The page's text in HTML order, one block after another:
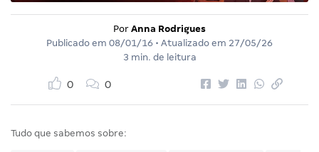
Por Anna Rodrigues
Publicado em 08/01/16 • Atualizado em 27/05/26
3 min. de leitura
0 0
Tudo que sabemos sobre: